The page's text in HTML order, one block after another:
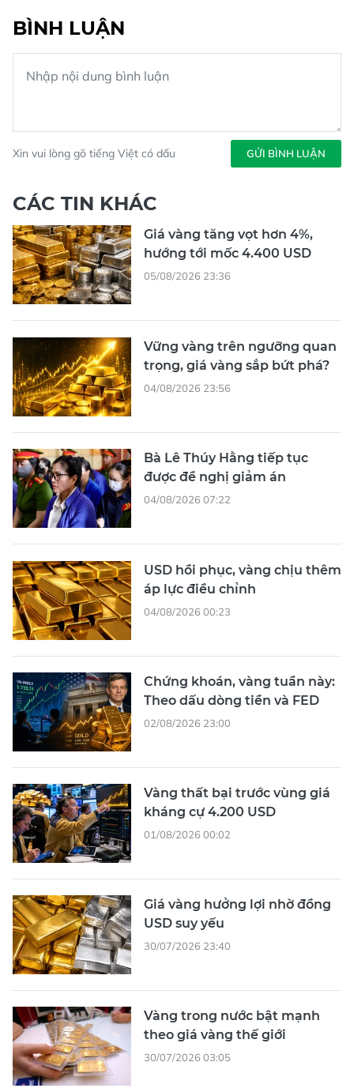
BÌNH LUẬN
Xin vui lòng gõ tiếng Việt có dấu GỬI BÌNH LUẬN
CÁC TIN KHÁC
Giá vàng tăng vọt hơn 4%,
hướng tới mốc 4.400 USD
05/08/2026 23:36
Vững vàng trên ngưỡng quan
trọng, giá vàng sắp bứt phá?
04/08/2026 23:56
Bà Lê Thúy Hằng tiếp tục
được đề nghị giảm án
04/08/2026 07:22
USD hồi phục, vàng chịu thêm
áp lực điều chỉnh
04/08/2026 00:23
Chứng khoán, vàng tuần này:
Theo dấu dòng tiền và FED
02/08/2026 23:00
Vàng thất bại trước vùng giá
kháng cự 4.200 USD
01/08/2026 00:02
Giá vàng hưởng lợi nhờ đồng
USD suy yếu
30/07/2026 23:40
Vàng trong nước bật mạnh
theo giá vàng thế giới
30/07/2026 03:05